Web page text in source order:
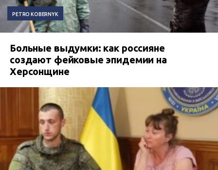
PETRO KOBERNYK
Больные выдумки: как россияне
создают фейковые эпидемии на
Херсонщине